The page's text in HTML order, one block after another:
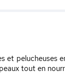
et pelucheuses
tout en